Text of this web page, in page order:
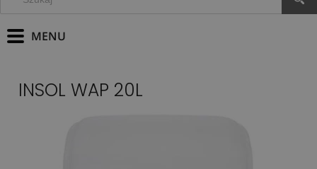
INSOL WAP 20L